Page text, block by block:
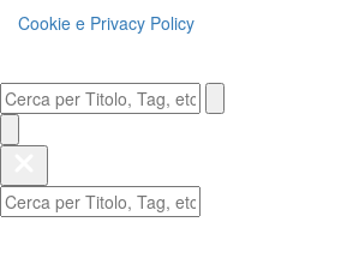
Cookie e Privacy Policy